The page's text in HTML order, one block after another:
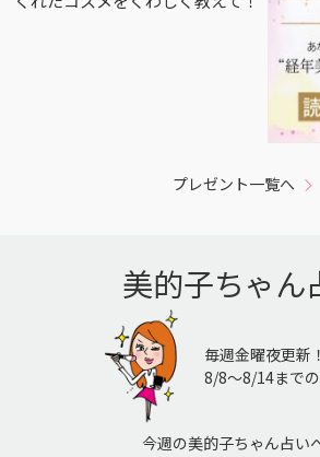
プレゼント一覧へ
美的子ちゃん
毎週金曜夜更新！
8/8〜8/14まで
今週の美的子ちゃん占い